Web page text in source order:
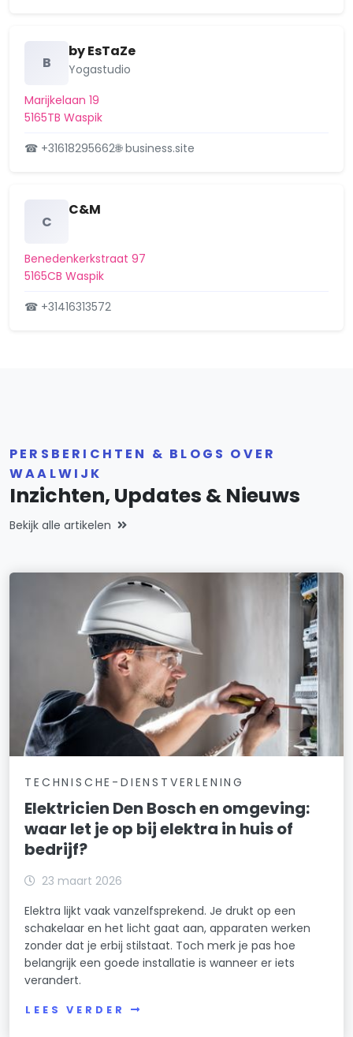
B
by EsTaZe
Yogastudio
Marijkelaan 19
5165TB Waspik
☎ +31618295662🌐 business.site
C
C&M
Benedenkerkstraat 97
5165CB Waspik
☎ +31416313572
PERSBERICHTEN & BLOGS OVER
WAALWIJK
Inzichten, Updates & Nieuws
Bekijk alle artikelen
TECHNISCHE-DIENSTVERLENING
Elektricien Den Bosch en omgeving:
waar let je op bij elektra in huis of
bedrijf?
23 maart 2026
Elektra lijkt vaak vanzelfsprekend. Je drukt op een
schakelaar en het licht gaat aan, apparaten werken
zonder dat je erbij stilstaat. Toch merk je pas hoe
belangrijk een goede installatie is wanneer er iets
verandert.
LEES VERDER